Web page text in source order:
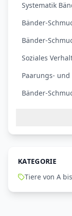
Systematik
Bänder-
Bänder-
Soziales
Paarungs-
Bänder-
KATEGORIE
Tiere von A